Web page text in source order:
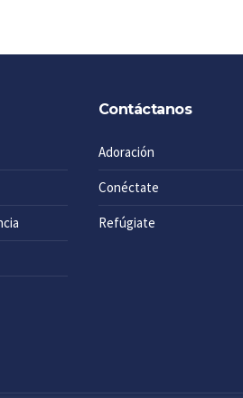
Contáctanos
Adoración
Conéctate
Refúgiate